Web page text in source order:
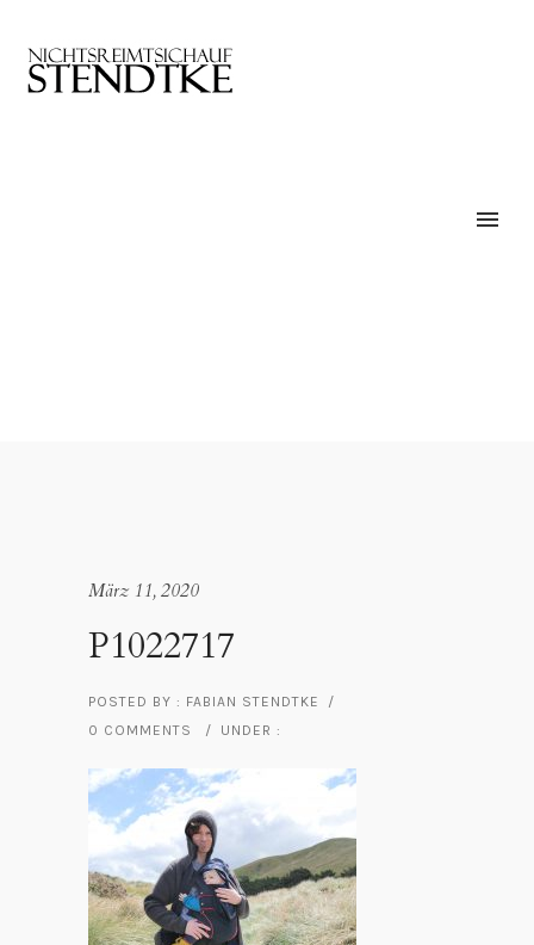
März 11, 2020
P1022717
POSTED BY : FABIAN STENDTKE
/
0 COMMENTS
/ UNDER :